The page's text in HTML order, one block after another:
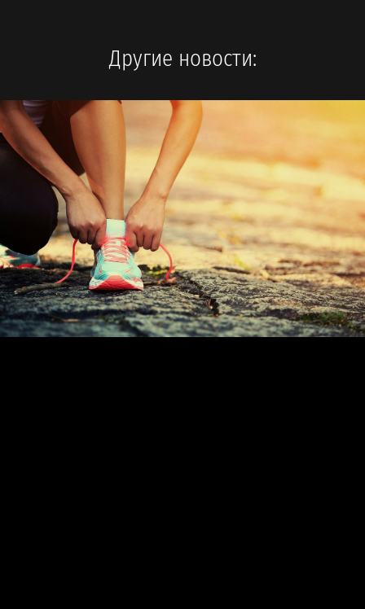
Другие новости: